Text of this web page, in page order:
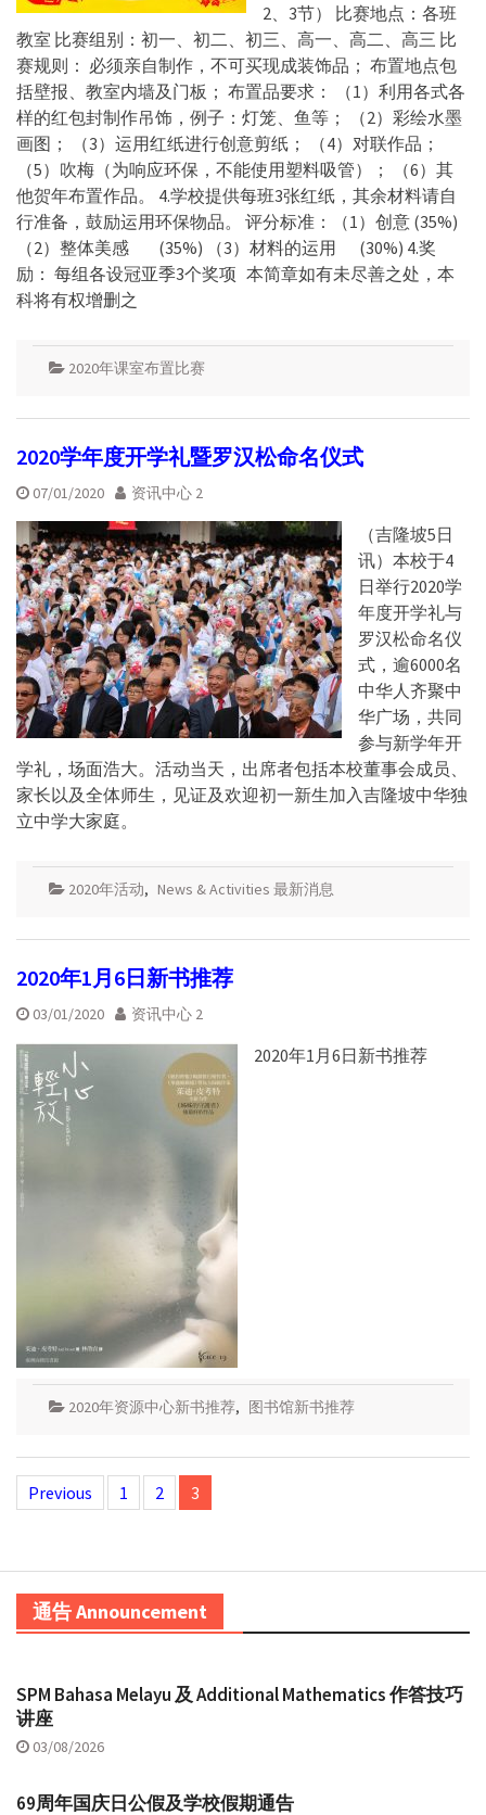
2、3节） 比赛地点：各班
教室 比赛组别：初一、初二、初三、高一、高二、高三 比
赛规则： 必须亲自制作，不可买现成装饰品； 布置地点包
括壁报、教室内墙及门板； 布置品要求： （1）利用各式各
样的红包封制作吊饰，例子：灯笼、鱼等； （2）彩绘水墨
画图； （3）运用红纸进行创意剪纸； （4）对联作品；
（5）吹梅（为响应环保，不能使用塑料吸管）； （6）其
他贺年布置作品。 4.学校提供每班3张红纸，其余材料请自
行准备，鼓励运用环保物品。 评分标准：（1）创意 (35%)
（2）整体美感 (35%) （3）材料的运用 (30%) 4.奖
励： 每组各设冠亚季3个奖项 本简章如有未尽善之处，本
科将有权增删之
2020年课室布置比赛
2020学年度开学礼暨罗汉松命名仪式
07/01/2020 资讯中心 2
（吉隆坡5日
讯）本校于4
日举行2020学
年度开学礼与
罗汉松命名仪
式，逾6000名
中华人齐聚中
华广场，共同
参与新学年开
学礼，场面浩大。活动当天，出席者包括本校董事会成员、
家长以及全体师生，见证及欢迎初一新生加入吉隆坡中华独
立中学大家庭。
2020年活动, News & Activities 最新消息
2020年1月6日新书推荐
03/01/2020 资讯中心 2
2020年1月6日新书推荐
2020年资源中心新书推荐, 图书馆新书推荐
Posts
navigation
Previous 1 2 3
通告 Announcement
SPM Bahasa Melayu 及 Additional Mathematics 作答技巧
讲座
03/08/2026
69周年国庆日公假及学校假期通告